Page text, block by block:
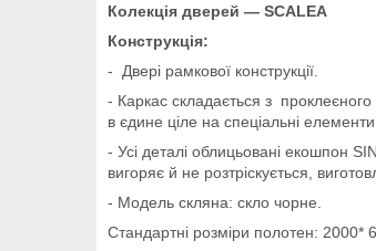
Колекція дверей — SCALEA
Конструкція:
- Двері рамкової конструкції.
- Каркас складається з
в єдине ціле на спеціальні елементи
- Усі деталі облицьовані екошпон
вигоряє й не розтріскується,
- Модель скляна: скло чорне.
Стандартні розміри полотен: